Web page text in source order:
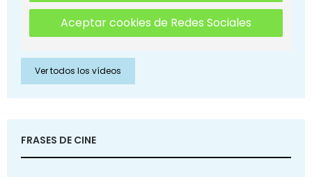
Aceptar cookies de Redes Sociales
Ver todos los vídeos
FRASES DE CINE